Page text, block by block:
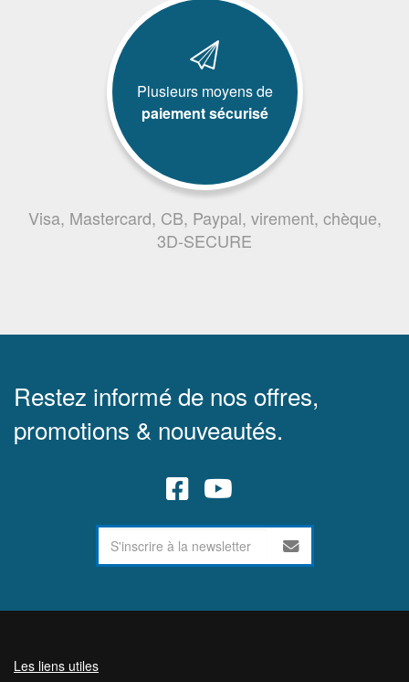
Plusieurs moyens de
paiement sécurisé
Visa, Mastercard, CB, Paypal, virement, chèque,
3D-SECURE
Restez informé de nos offres,
promotions & nouveautés.
Les liens utiles